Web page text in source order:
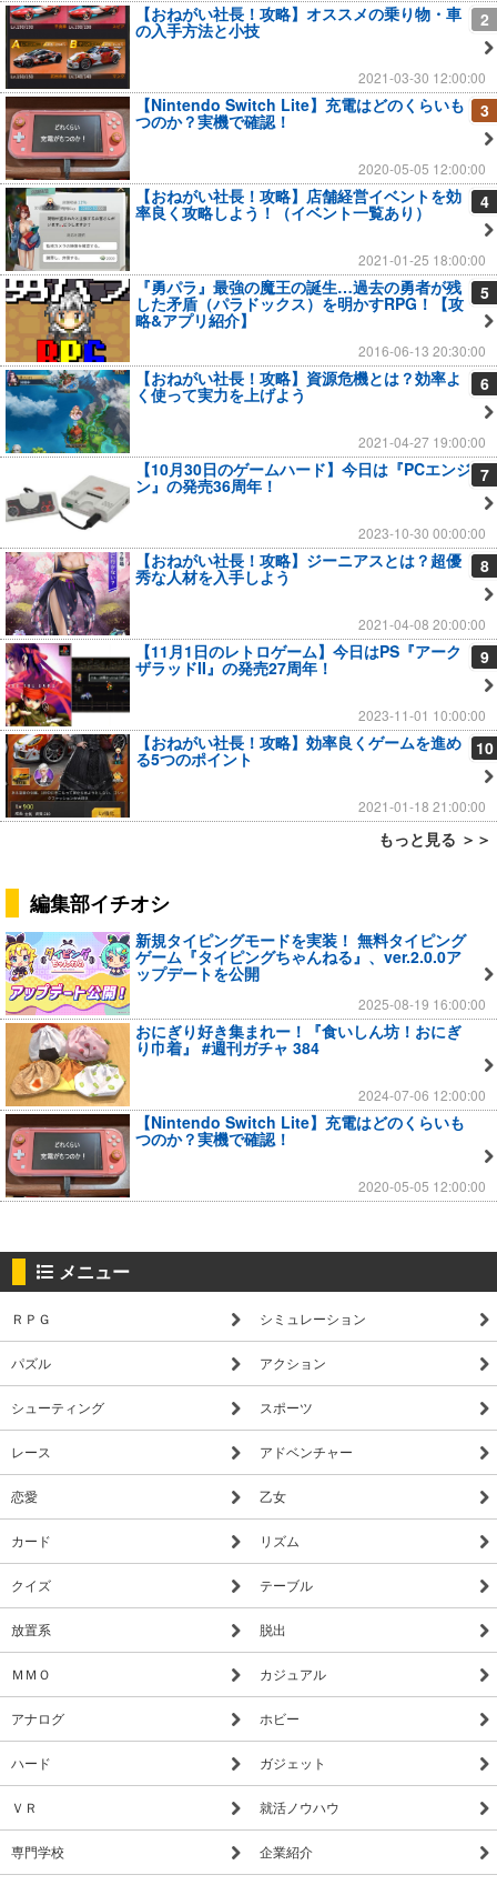
2
【おねがい社長！攻略】オススメの乗り物・車
の入手方法と小技
2021-03-30 12:00:00
3
【Nintendo Switch Lite】充電はどのくらいも
つのか？実機で確認！
2020-05-05 12:00:00
4
【おねがい社長！攻略】店舗経営イベントを効
率良く攻略しよう！（イベント一覧あり）
2021-01-25 18:00:00
5
『勇パラ』最強の魔王の誕生…過去の勇者が残
した矛盾（パラドックス）を明かすRPG！【攻
略&アプリ紹介】
2016-06-13 20:30:00
6
【おねがい社長！攻略】資源危機とは？効率よ
く使って実力を上げよう
2021-04-27 19:00:00
7
【10月30日のゲームハード】今日は『PCエンジ
ン』の発売36周年！
2023-10-30 00:00:00
8
【おねがい社長！攻略】ジーニアスとは？超優
秀な人材を入手しよう
2021-04-08 20:00:00
9
【11月1日のレトロゲーム】今日はPS『アーク
ザラッドII』の発売27周年！
2023-11-01 10:00:00
10
【おねがい社長！攻略】効率良くゲームを進め
る5つのポイント
2021-01-18 21:00:00
もっと見る ＞＞
編集部イチオシ
新規タイピングモードを実装！ 無料タイピング
ゲーム『タイピングちゃんねる』、ver.2.0.0ア
ップデートを公開
2025-08-19 16:00:00
おにぎり好き集まれー！『食いしん坊！おにぎ
り巾着』 #週刊ガチャ 384
2024-07-06 12:00:00
【Nintendo Switch Lite】充電はどのくらいも
つのか？実機で確認！
2020-05-05 12:00:00
メニュー
ＲＰＧ シミュレーション
パズル アクション
シューティング スポーツ
レース アドベンチャー
恋愛 乙女
カード リズム
クイズ テーブル
放置系 脱出
ＭＭＯ カジュアル
アナログ ホビー
ハード ガジェット
ＶＲ 就活ノウハウ
専門学校 企業紹介